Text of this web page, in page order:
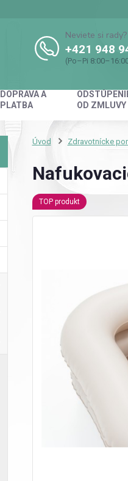
DOPRAVA A
PLATBA
OD ZMLUVY
Neviete si
+421 948
(Po–Pi
Úvod Zdravotnícke
TOP produkt